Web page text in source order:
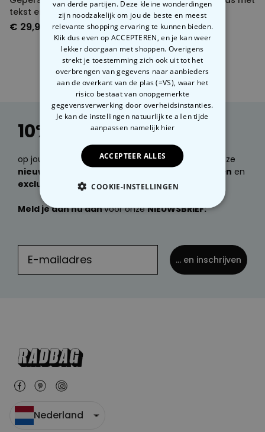
tekst en symbool
€ 29,99
foto en tekst
€ 29,99
10% korting
op jouw volgende bestelling. Wil je e-mails over onze
nieuwste producten, geweldige cadeau ideeën en
exclusieve kortingenontvangen?
Meld je dan nu aanvoor onzeNIEUWSBRIEF:
... en inschrijven
Nederland
van derde partijen. Deze kleine wonderdingen
zijn noodzakelijk om jou de beste en meest
relevante shopping ervaring te kunnen bieden.
Klik dus even op ACCEPTEREN, en je kan weer
lekker doorgaan met shoppen. Overigens
strekt je toestemming zich ook uit tot het
overbrengen van gegevens naar aanbieders
aan de overkant van de plas (=VS), waar het
risico bestaat van onopgemerkte
gegevensverwerking door overheidsinstanties.
Je kan de instellingen natuurlijk te allen tijde
aanpassen namelijk hier
ACCEPTEER ALLES
COOKIE-INSTELLINGEN
NOODZAKELIJK
OVERIGE